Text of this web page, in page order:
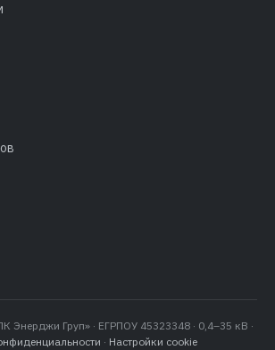
Груп» · ЕГРПОУ 45323348 · 0,4–35 кВ ·
· Настройки cookie